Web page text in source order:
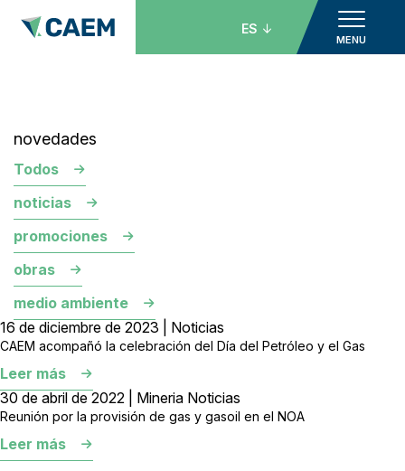
MENU
ES
novedades
Todos
noticias
promociones
obras
medio ambiente
16 de diciembre de 2023 | Noticias
CAEM acompañó la celebración del Día del Petróleo y el Gas
Leer más
30 de abril de 2022 | Mineria Noticias
Reunión por la provisión de gas y gasoil en el NOA
Leer más